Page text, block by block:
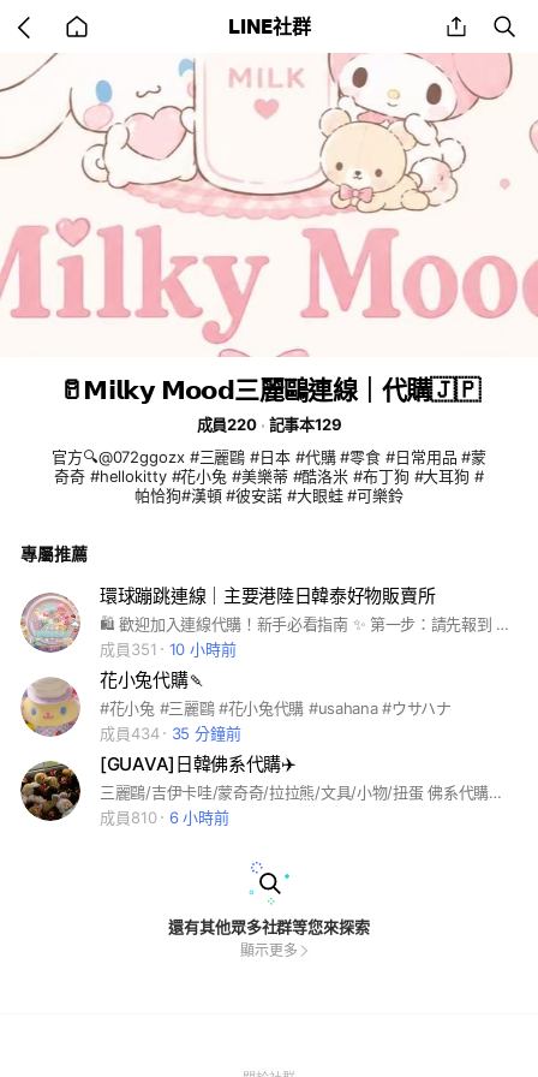
back LINE社群 share
🥛𝗠𝗶𝗹𝗸𝘆 𝗠𝗼𝗼𝗱三麗鷗連線｜代購🇯🇵
成員220
記事本129
官方🔍@072ggozx #三麗鷗 #日本 #代購 #零食 #日常用品 #蒙
奇奇 #hellokitty #花小兔 #美樂蒂 #酷洛米 #布丁狗 #大耳狗 #
帕恰狗#漢頓 #彼安諾 #大眼蛙 #可樂鈴
專屬推薦
環球蹦跳連線｜主要港陸日韓泰好物販賣所
🛍️ 歡迎加入連線代購！新手必看指南 ✨ 第一步：請先報到 第一次購買的朋朋，請私訊官方 LINE 「你的許願池」，讓闆娘先認識你/妳喔！ 👉 官方 LINE 傳送門： https://line.me/ti/p/nZ46zMknfc 🛒 如何購買？ * 現場連線： 以連線期間即時喊單為主。 * 自行許願： 歡迎私訊官方 LINE 許願商品，確認報價後才會採買。 * 預購登記： 請密切鎖定「記事本」公告。 💳 付款與運送 * 付款方式： 採全額匯款 * 註：下單後若尚未採買成功，不會先行收款。 * 寄送管道： 7-11 交貨便、宅配到府 * 出貨提醒： 為保持流動，若前一批貨已到且一週內無新到貨，將會直接寄出。 ⏳ 溫馨提醒（急單繞道） * 預購商品等待期較長 * 若遇小幫手或貨運延遲請多包涵，不接急單喔！ > 隨意喊單、棄單或不取貨一律直接請出群組喔！
成員351
10 小時前
花小兔代購🍡
#花小兔 #三麗鷗 #花小兔代購 #usahana #ウサハナ
成員434
35 分鐘前
[GUAVA]日韓佛系代購✈️
三麗鷗/吉伊卡哇/蒙奇奇/拉拉熊/文具/小物/扭蛋 佛系代購群 退出後無法再次加入✨💕
成員810
6 小時前
還有其他眾多社群等您來探索
顯示更多